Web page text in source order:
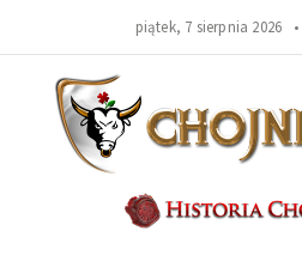
piątek, 7 sierpnia 2026 •